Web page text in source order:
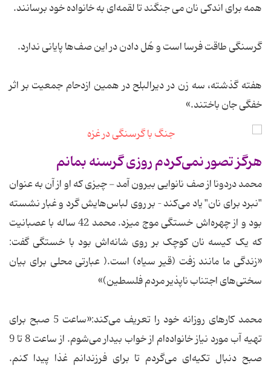
همه برای اندکی نان می جنگند تا لقمه‌ای به خانواده خود برسانند.
گرسنگی طاقت فرسا است و هُل دادن در این صف‌ها پایانی ندارد.
هفته گذشته، سه زن در دیرالبلح در همین ازدحام جمعیت بر اثر
خفگی جان باختند.»
هرگز تصور نمی‌کردم روزی گرسنه بمانم
محمد دردونا از صف نانوایی بیرون آمد - چیزی که او از آن به عنوان
"نبرد برای نان" یاد می‌کند – بر روی لباس‌هایش گرد و غبار نشسته
بود و از چهره‌اش خستگی موج میزد. محمد 42 ساله با عصبانیت
که یک کیسه نان کوچک بر روی شانه‌اش بود با خستگی گفت:
«زندگی ما مانند زفت (قیر سیاه) است.( عبارتی محلی برای بیان
سختی‌های اجتناب ناپذیر مردم فلسطین)‌»
محمد کارهای روزانه خود را تعریف می‌کند:«ساعت 5 صبح برای
تهیه آب مورد نیاز خانواده‌ام از خواب بیدار می‌شوم. از ساعت 8 تا 9
صبح دنبال تکیه‌ای می‌گردم تا برای فرزندانم غذا پیدا کنم.